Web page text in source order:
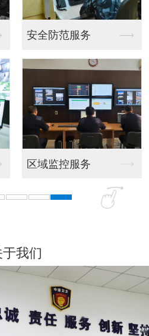
安全防范服务
区域监控服务
于我们